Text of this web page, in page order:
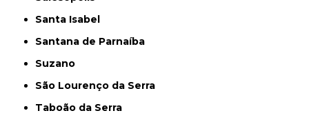
Santa Isabel
Santana de Parnaíba
Suzano
São Lourenço da Serra
Taboão da Serra